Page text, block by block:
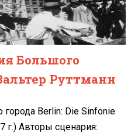
Большого
Руттманн
Berlin: Die Sinfonie
г.) Авторы сценария: